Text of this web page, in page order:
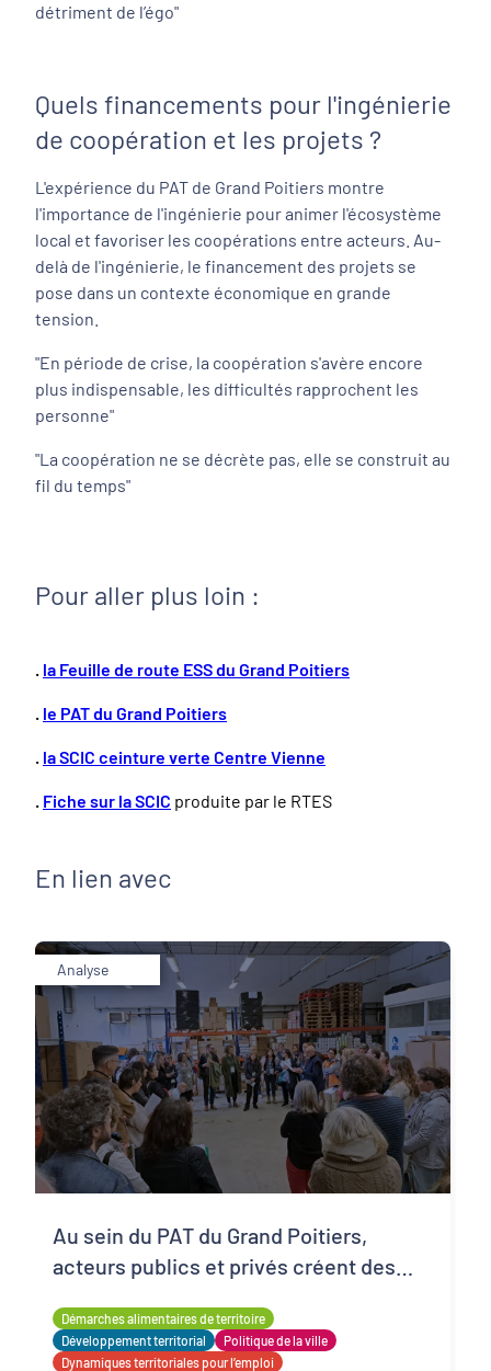
détriment de l’égo"
Quels financements pour l'ingénierie
de coopération et les projets ?
L'expérience du PAT de Grand Poitiers montre
l'importance de l'ingénierie pour animer l'écosystème
local et favoriser les coopérations entre acteurs. Au-
delà de l'ingénierie, le financement des projets se
pose dans un contexte économique en grande
tension.
"En période de crise, la coopération s'avère encore
plus indispensable, les difficultés rapprochent les
personne"
"La coopération ne se décrète pas, elle se construit au
fil du temps"
Pour aller plus loin :
. la Feuille de route ESS du Grand Poitiers
. le PAT du Grand Poitiers
. la SCIC ceinture verte Centre Vienne
. Fiche sur la SCIC produite par le RTES
En lien avec
Analyse
Démarches alimentaires de territoire
Développement territorial
Politique de la ville
Dynamiques territoriales pour l’emploi
Au sein du PAT du Grand Poitiers,
acteurs publics et privés créent des